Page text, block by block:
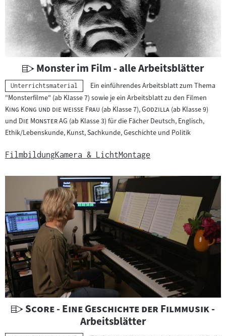
t
e
r
i
a
l
:
U
n
t
e
r
r
c
m
a
t
e
a
l
:
Monster im Film - alle Arbeitsblätter
Kategorie:
Unterrichtsmaterial
Ein einführendes Arbeitsblatt zum Thema
"Monsterfilme" (ab Klasse 7) sowie je ein Arbeitsblatt zu den Filmen
King Kong und die weiße Frau "(ab Klasse 7),"
Godzilla "(ab Klasse 9)
und "Die Monster AG "(ab Klasse 3) für die Fächer Deutsch, Englisch,
Ethik/Lebenskunde, Kunst, Sachkunde, Geschichte und Politik
FilmbildungKamera & LichtMontage
U
"
Score - Eine Geschichte der Filmmusik"
-
Arbeitsblätter